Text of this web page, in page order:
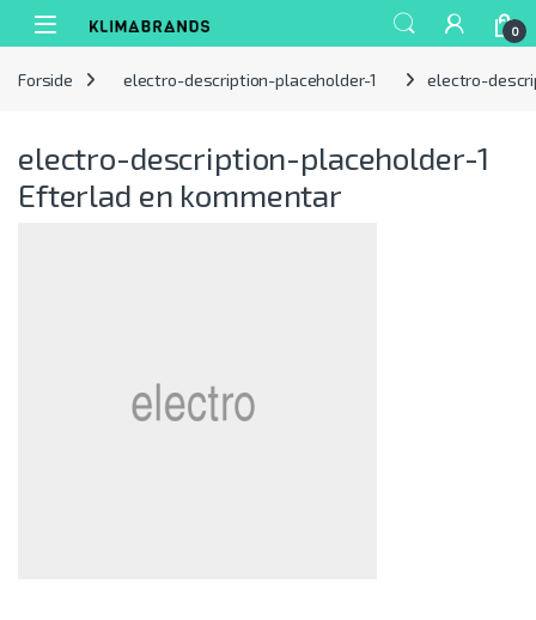
Spring til navigation
Gå til indhold
0
Forside electro-description-placeholder-1 electro-
electro-description-placeholder-1
Efterlad en kommentar